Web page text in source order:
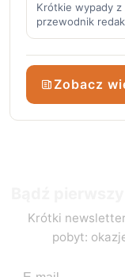
Krótkie wypady
przewodnik
Zobacz
Krótki
pobyt: